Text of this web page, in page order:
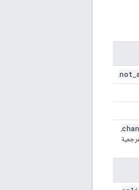
not
،